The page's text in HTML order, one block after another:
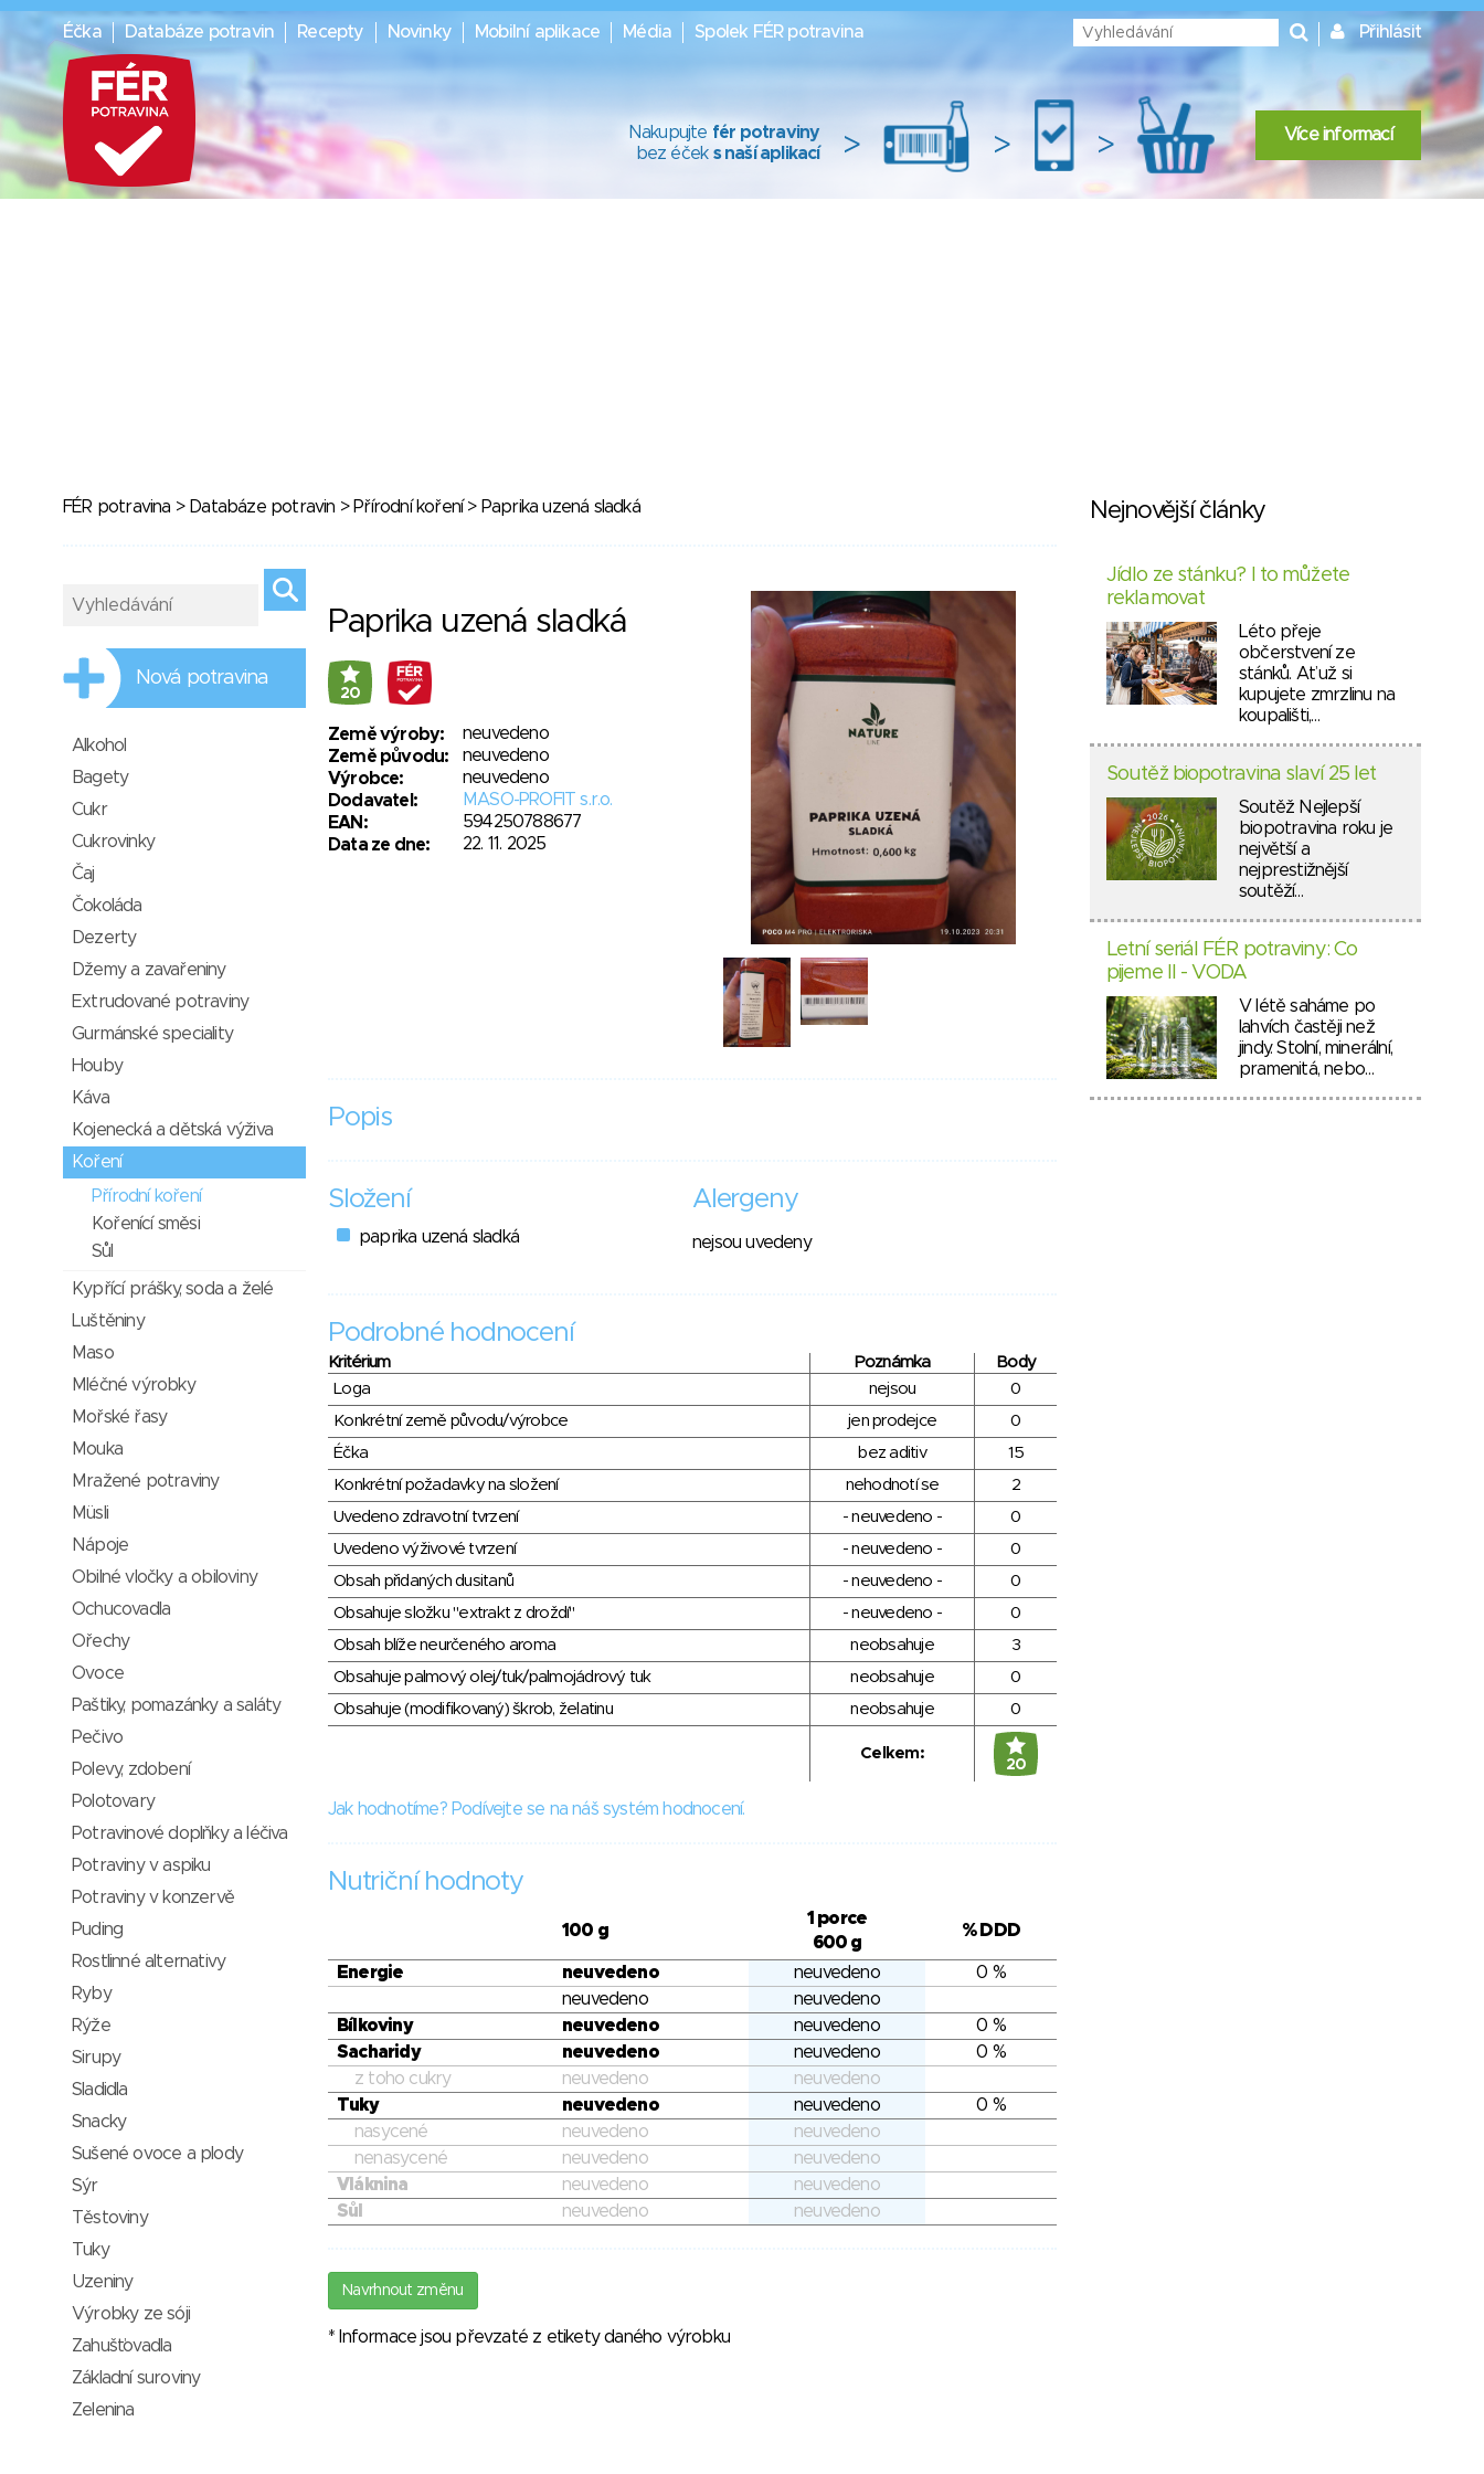
Éčka Databáze potravin Recepty Novinky Mobilní aplikace Média Spolek FÉR potravina Přihlásit
Nakupujte fér potraviny
bez éček s naší aplikací > > > Více informací
FÉR potravina > Databáze potravin > Přírodní koření> Paprika uzená sladká
Paprika uzená sladká
20
Země výroby:
neuvedeno
Země původu:
neuvedeno
Výrobce:
neuvedeno
Dodavatel:
MASO-PROFIT s.r.o.
EAN:
594250788677
Data ze dne:
22. 11. 2025
Popis
Složení
paprika uzená sladká
Alergeny
nejsou uvedeny
Podrobné hodnocení
Kritérium Poznámka
Body
Loga
nejsou
0
Konkrétní země původu/výrobce
jen prodejce
0
Éčka
bez aditiv
15
Konkrétní požadavky na složení
nehodnotí se
2
Uvedeno zdravotní tvrzení
- neuvedeno -
0
Uvedeno výživové tvrzení
- neuvedeno -
0
Obsah přidaných dusitanů
- neuvedeno -
0
Obsahuje složku "extrakt z droždí"
- neuvedeno -
0
Obsah blíže neurčeného aroma
neobsahuje
3
Obsahuje palmový olej/tuk/palmojádrový tuk
neobsahuje
0
Obsahuje (modifikovaný) škrob, želatinu
neobsahuje 0
Celkem:
20
Jak hodnotíme? Podívejte se na náš systém hodnocení.
Nutriční hodnoty
100 g
1 porce
600 g
% DDD
Energie neuvedeno neuvedeno
0 %
neuvedeno
neuvedeno
Bílkoviny
neuvedeno neuvedeno
0 %
Sacharidy
neuvedeno neuvedeno
0 %
z toho cukry
neuvedeno
neuvedeno
Tuky
neuvedeno neuvedeno
0 %
nasycené
neuvedeno
neuvedeno
nenasycené
neuvedeno
neuvedeno
Vláknina
neuvedeno
neuvedeno
Sůl
neuvedeno neuvedeno
Navrhnout změnu
* Informace jsou převzaté z etikety daného výrobku
Nová potravina
Alkohol
Bagety
Cukr
Cukrovinky
Čaj
Čokoláda
Dezerty
Džemy a zavařeniny
Extrudované potraviny
Gurmánské speciality
Houby
Káva
Kojenecká a dětská výživa
Koření
Přírodní koření
Kořenící směsi
Sůl
Kypřící prášky, soda a želé
Luštěniny
Maso
Mléčné výrobky
Mořské řasy
Mouka
Mražené potraviny
Müsli
Nápoje
Obilné vločky a obiloviny
Ochucovadla
Ořechy
Ovoce
Paštiky, pomazánky a saláty
Pečivo
Polevy, zdobení
Polotovary
Potravinové doplňky a léčiva
Potraviny v aspiku
Potraviny v konzervě
Puding
Rostlinné alternativy
Ryby
Rýže
Sirupy
Sladidla
Snacky
Sušené ovoce a plody
Sýr
Těstoviny
Tuky
Uzeniny
Výrobky ze sóji
Zahušťovadla
Základní suroviny
Zelenina
Nejnovější články
Jídlo ze stánku? I to můžete
reklamovat
Léto přeje
občerstvení ze
stánků. Ať už si
kupujete zmrzlinu na
koupališti,…
Soutěž biopotravina slaví 25 let
Soutěž Nejlepší
biopotravina roku je
největší a
nejprestižnější
soutěží…
Letní seriál FÉR potraviny: Co
pijeme II - VODA
V létě saháme po
lahvích častěji než
jindy. Stolní, minerální,
pramenitá, nebo…